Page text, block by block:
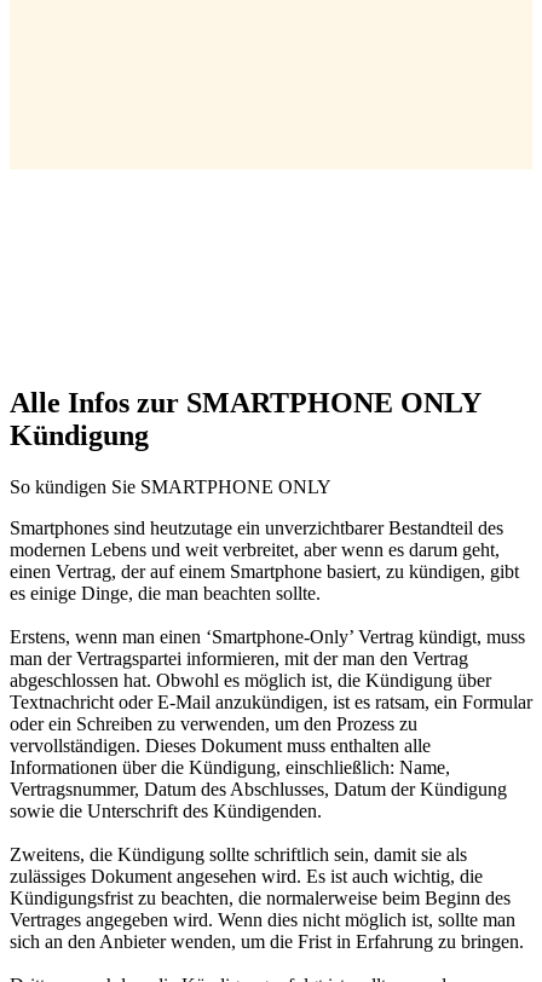
Alle Infos zur SMARTPHONE ONLY
Kündigung
So kündigen Sie SMARTPHONE ONLY
Smartphones sind heutzutage ein unverzichtbarer Bestandteil des
modernen Lebens und weit verbreitet, aber wenn es darum geht,
einen Vertrag, der auf einem Smartphone basiert, zu kündigen, gibt
es einige Dinge, die man beachten sollte.
Erstens, wenn man einen ‘Smartphone-Only’ Vertrag kündigt, muss
man der Vertragspartei informieren, mit der man den Vertrag
abgeschlossen hat. Obwohl es möglich ist, die Kündigung über
Textnachricht oder E-Mail anzukündigen, ist es ratsam, ein Formular
oder ein Schreiben zu verwenden, um den Prozess zu
vervollständigen. Dieses Dokument muss enthalten alle
Informationen über die Kündigung, einschließlich: Name,
Vertragsnummer, Datum des Abschlusses, Datum der Kündigung
sowie die Unterschrift des Kündigenden.
Zweitens, die Kündigung sollte schriftlich sein, damit sie als
zulässiges Dokument angesehen wird. Es ist auch wichtig, die
Kündigungsfrist zu beachten, die normalerweise beim Beginn des
Vertrages angegeben wird. Wenn dies nicht möglich ist, sollte man
sich an den Anbieter wenden, um die Frist in Erfahrung zu bringen.